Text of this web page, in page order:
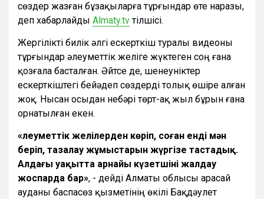
сөздер жазған бұзақыларға тұрғындар өте наразы,
деп хабарлайды Almaty.tvтілшісі.
Жергілікті билік әлгі ескерткіш туралы видеоны
тұрғындар әлеуметтік желіге жүктеген соң ғана
қозғала басталған. Әйтсе де, шенеуніктер
ескерткіштегі бейәдеп сөздерді толық өшіре алған
жоқ. Нысан осыдан небәрі төрт-ақ жыл бұрын ғана
орнатылған екен.
«Әлеуметтік желілерден көріп, соған енді мән
беріп, тазалау жұмыстарын жүргізе тастадық.
Алдағы уақытта арнайы күзетшіні жалдау
жоспарда бар», - дейді Алматы облысы Қарасай
ауданы баспасөз қызметінің өкілі Бақдәулет